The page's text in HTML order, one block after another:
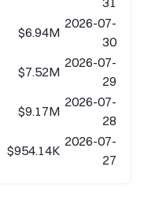
2026-07-
30
$6.94M
2026-07-
29
$7.52M
2026-07-
28
$9.17M
2026-07-
27
$954.14K